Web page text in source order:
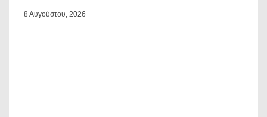
8 Αυγούστου, 2026